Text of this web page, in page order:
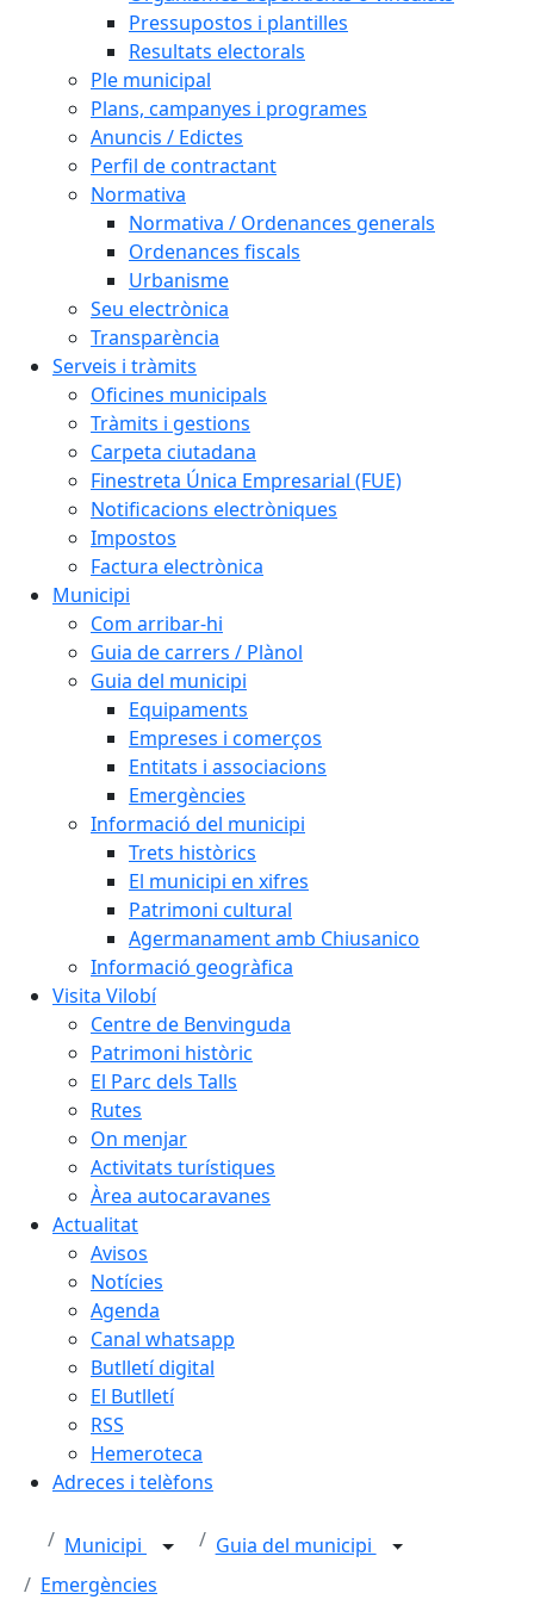
Pressupostos i plantilles
Resultats electorals
Ple municipal
Plans, campanyes i programes
Anuncis / Edictes
Perfil de contractant
Normativa
Normativa / Ordenances generals
Ordenances fiscals
Urbanisme
Seu electrònica
Transparència
Serveis i tràmits
Oficines municipals
Tràmits i gestions
Carpeta ciutadana
Finestreta Única Empresarial (FUE)
Notificacions electròniques
Impostos
Factura electrònica
Municipi
Com arribar-hi
Guia de carrers / Plànol
Guia del municipi
Equipaments
Empreses i comerços
Entitats i associacions
Emergències
Informació del municipi
Trets històrics
El municipi en xifres
Patrimoni cultural
Agermanament amb Chiusanico
Informació geogràfica
Visita Vilobí
Centre de Benvinguda
Patrimoni històric
El Parc dels Talls
Rutes
On menjar
Activitats turístiques
Àrea autocaravanes
Actualitat
Avisos
Notícies
Agenda
Canal whatsapp
Butlletí digital
El Butlletí
RSS
Hemeroteca
Adreces i telèfons
Municipi
Guia del municipi
Emergències